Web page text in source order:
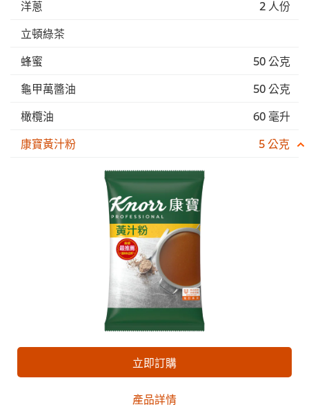
洋蔥
2 人份
立頓綠茶
蜂蜜
50 公克
龜甲萬醬油
50 公克
橄欖油
60 毫升
康寶黃汁粉
5 公克
立即訂購
產品詳情